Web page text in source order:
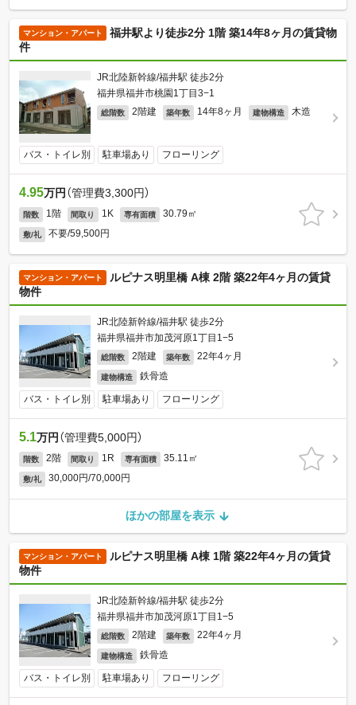
マンション・アパート
福井駅より徒歩2分 1階 築14年8ヶ月の賃貸物
件
JR北陸新幹線/福井駅 徒歩2分
福井県福井市桃園1丁目3−1
総階数 2階建 築年数 14年8ヶ月 建物構造 木造
バス・トイレ別 駐車場あり フローリング
4.95万円 （管理費3,300円）
階数 1階 間取り 1K 専有面積 30.79㎡
敷/礼 不要/59,500円
マンション・アパート
ルピナス明里橋 A棟 2階 築22年4ヶ月の賃貸
物件
JR北陸新幹線/福井駅 徒歩2分
福井県福井市加茂河原1丁目1−5
総階数 2階建 築年数 22年4ヶ月
建物構造 鉄骨造
バス・トイレ別 駐車場あり フローリング
5.1万円 （管理費5,000円）
階数 2階 間取り 1R 専有面積 35.11㎡
敷/礼 30,000円/70,000円
ほかの部屋を表示
マンション・アパート
ルピナス明里橋 A棟 1階 築22年4ヶ月の賃貸
物件
JR北陸新幹線/福井駅 徒歩2分
福井県福井市加茂河原1丁目1−5
総階数 2階建 築年数 22年4ヶ月
建物構造 鉄骨造
バス・トイレ別 駐車場あり フローリング